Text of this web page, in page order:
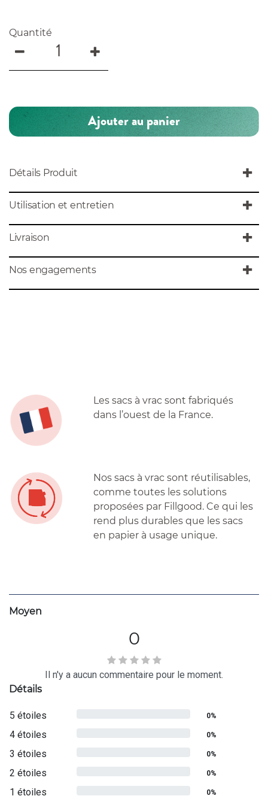
Quantité
Ajouter au panier
Détails Produit
Utilisation et entretien
Livraison
Nos engagements
Les sacs à vrac sont fabriqués
dans l’ouest de la France.
Nos sacs à vrac sont réutilisables,
comme toutes les solutions
proposées par Fillgood. Ce qui les
rend plus durables que les sacs
en papier à usage unique.
Moyen
0
Il n'y a aucun commentaire pour le moment.
Détails
5 étoiles 0%
4 étoiles 0%
3 étoiles 0%
2 étoiles 0%
1 étoiles 0%